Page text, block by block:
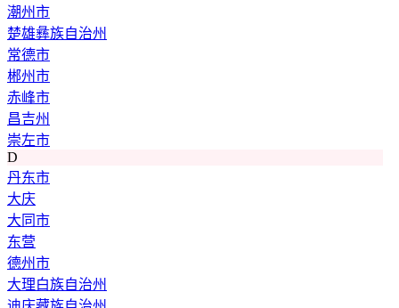
潮州市
楚雄彝族自治州
常德市
郴州市
赤峰市
昌吉州
崇左市
D
丹东市
大庆
大同市
东营
德州市
大理白族自治州